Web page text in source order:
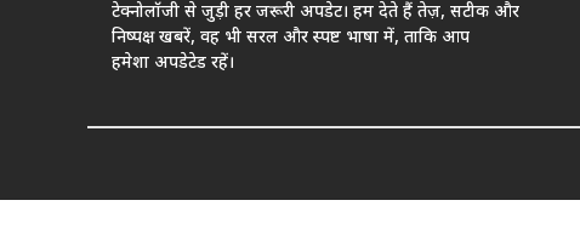
टेक्नोलॉजी से जुड़ी हर जरूरी अपडेट। हम देते हैं तेज़, सटीक और
निष्पक्ष खबरें, वह भी सरल और स्पष्ट भाषा में, ताकि आप
हमेशा अपडेटेड रहें।